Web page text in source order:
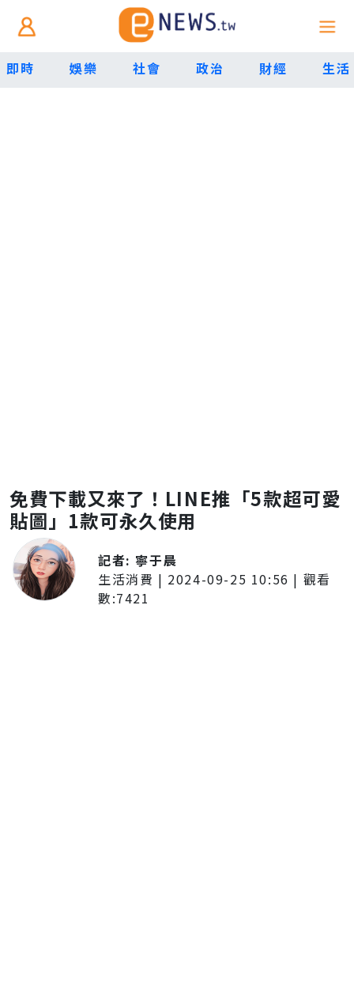
即時 娛樂 社會 政治 財經 生活
免費下載又來了！LINE推「5款超可愛
貼圖」1款可永久使用
記者: 寧于晨
生活消費 | 2024-09-25 10:56 | 觀看
數:7421